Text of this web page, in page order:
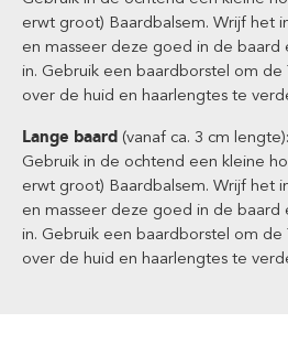
erwt groot) Baardbalsem. Wrijf het
en masseer deze goed in de
in. Gebruik een baardborstel om
over de huid en haarlengtes te
Lange baard (vanaf ca. 3 cm lengte):
Gebruik in de ochtend een kleine
erwt groot) Baardbalsem. Wrijf het
en masseer deze goed in de
in. Gebruik een baardborstel om
over de huid en haarlengtes te